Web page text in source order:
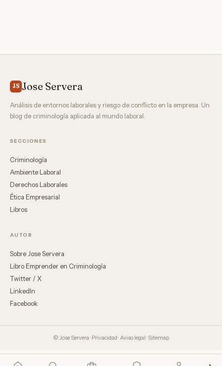
JS Jose Servera
Análisis de entornos laborales y riesgo de conflicto en la empresa. Un
blog de criminología aplicada al mundo laboral.
SECCIONES
Criminología
Ambiente Laboral
Derechos Laborales
Ética Empresarial
Libros
AUTOR
Sobre Jose Servera
Libro Emprender en Criminología
Twitter / X
LinkedIn
Facebook
© Jose Servera · Privacidad ·Aviso legal · Sitemap